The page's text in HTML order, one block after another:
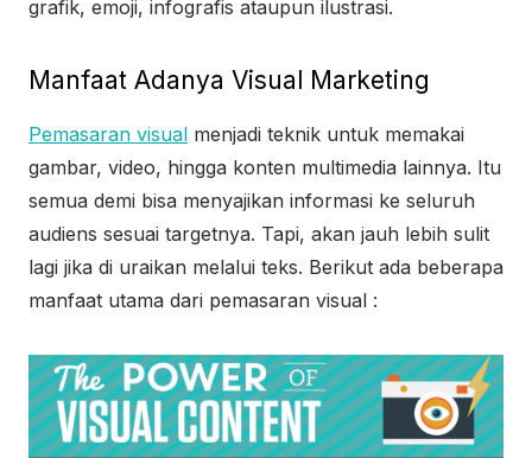
grafik, emoji, infografis ataupun ilustrasi.
Manfaat Adanya Visual Marketing
Pemasaran visual menjadi teknik untuk memakai
gambar, video, hingga konten multimedia lainnya. Itu
semua demi bisa menyajikan informasi ke seluruh
audiens sesuai targetnya. Tapi, akan jauh lebih sulit
lagi jika di uraikan melalui teks. Berikut ada beberapa
manfaat utama dari pemasaran visual :